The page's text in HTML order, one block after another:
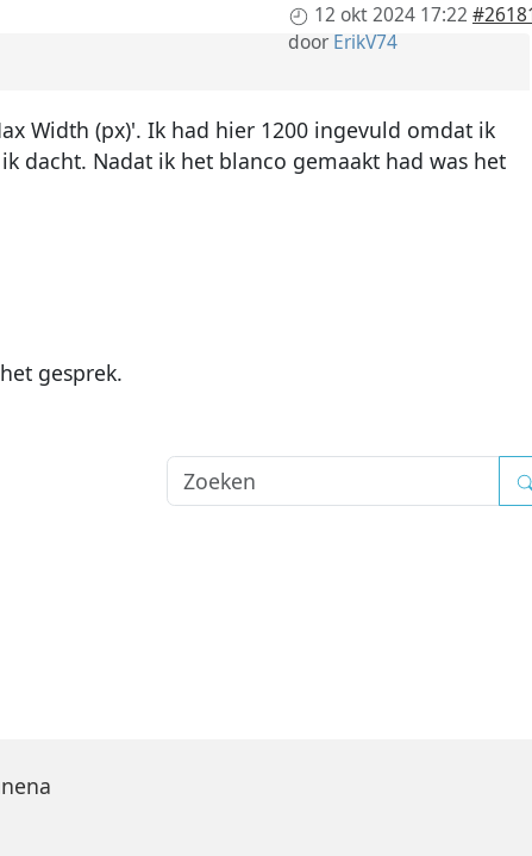
12 okt 2024 17:22
doorErikV74
Width (px)'. Ik had hier 1200 ingevuld omdat ik
dacht. Nadat ik het blanco gemaakt had was het
gesprek.